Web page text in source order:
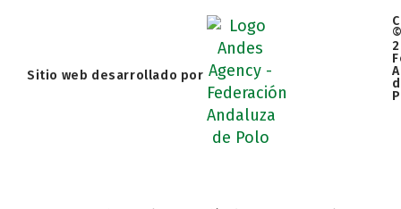
Sitio web desarrollado por